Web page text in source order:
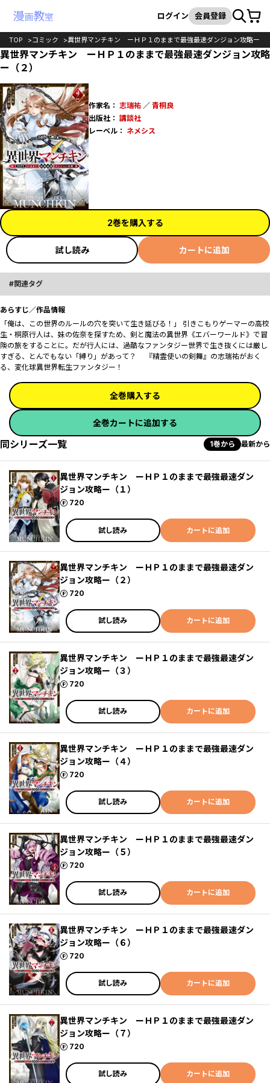
検索
ログイン 会員登録カート
TOP コミック 異世界マンチキン ーＨＰ１のままで最強最速ダンジョン攻略ー
異世界マンチキン ーＨＰ１のままで最強最速ダンジョン攻略
ー（２）
作家名： 志瑞祐／ 青桐良
出版社： 講談社
レーベル： ネメシス
2巻を購入する
試し読み カートに追加
関連タグ
あらすじ／作品情報
「俺は、この世界のルールの穴を突いて生き延びる――！」 引きこもりゲーマーの高校
生・桐原行人は、妹の佐奈を探すため、剣と魔法の異世界《エバーワールド》で冒
険の旅をすることに。だが行人には、過酷なファンタジー世界で生き抜くには厳し
すぎる、とんでもない「縛り」があって――？ 『精霊使いの剣舞』の志瑞祐がおく
る、変化球異世界転生ファンタジー！
全巻購入する
全巻カートに追加する
同シリーズ一覧 1巻から 最新から
異世界マンチキン ーＨＰ１のままで最強最速ダン
ジョン攻略ー（１）
720
ポイント
試し読み カートに追加
異世界マンチキン ーＨＰ１のままで最強最速ダン
ジョン攻略ー（２）
720
ポイント
試し読み カートに追加
異世界マンチキン ーＨＰ１のままで最強最速ダン
ジョン攻略ー（３）
720
ポイント
試し読み カートに追加
異世界マンチキン ーＨＰ１のままで最強最速ダン
ジョン攻略ー（４）
720
ポイント
試し読み カートに追加
異世界マンチキン ーＨＰ１のままで最強最速ダン
ジョン攻略ー（５）
720
ポイント
試し読み カートに追加
異世界マンチキン ーＨＰ１のままで最強最速ダン
ジョン攻略ー（６）
720
ポイント
試し読み カートに追加
異世界マンチキン ーＨＰ１のままで最強最速ダン
ジョン攻略ー（７）
720
ポイント
試し読み カートに追加